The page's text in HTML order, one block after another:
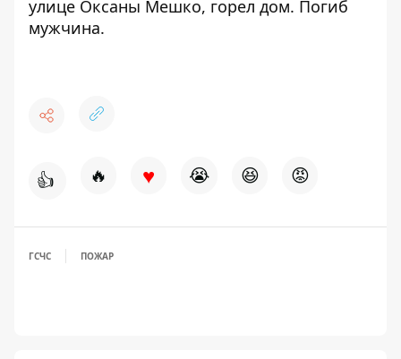
улице Оксаны Мешко, горел дом. Погиб
мужчина.
👍 🔥 ♥ 😭 😆 😡
ГСЧС ПОЖАР